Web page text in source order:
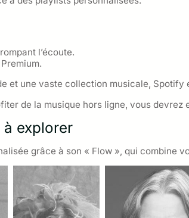
l’écoute.
et une vaste collection musicale, Spotify
de la musique hors ligne, vous devrez
à explorer
grâce à son « Flow », qui combine